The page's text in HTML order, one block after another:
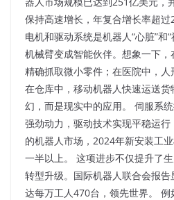
保持高速增长，年复合增长率超过
电机和驱动系统是机器人“心脏”和
机械臂变成智能伙伴。想象一下
精确抓取微小零件；在医院中，人
在仓库中，移动机器人快速运送
幻，而是现实中的应用。 伺服系
强劲动力，驱动技术实现平稳运
的机器人市场，2024年新安装工
一半以上。​ 这项进步不仅提升了
转型升级。国际机器人联合会报
达每万工人470台，领先世界。 例